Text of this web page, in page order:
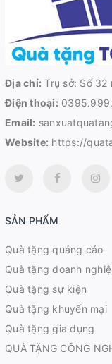
Địa chỉ: Trụ sở: Số
Điện thoại:
Email:
Website: https://
SẢN PHẨM
Quà tặng quảng cáo
Quà tặng doanh
Quà tặng sự kiện
Quà tặng khuyến mại
Quà tặng gia dụng
QUÀ TẶNG CÔNG